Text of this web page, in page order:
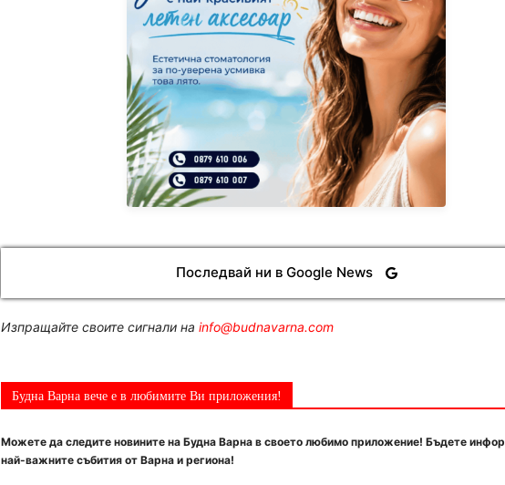
Последвай ни в Google News
Изпращайте своите сигнали на info@budnavarna.com
Будна Варна вече е в любимите Ви приложения!
Можете да следите новините на Будна Варна в своето любимо приложение! Бъдете
най-важните събития от Варна и региона!